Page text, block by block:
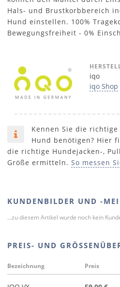
Hals- und Brustkorbbereich
Hund einstellen. 100%
Bewegungsfreiheit - 0%
iqo
iqo Shop
Kennen Sie die
Hund benötigen? Hier
die richtige Hundejacken-,
Größe ermitteln. So messen
KUNDENBILDER UND -
...zu diesem Artikel wurde noch kein
PREIS- UND
Bezeichnung Preis